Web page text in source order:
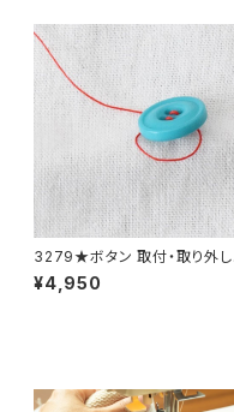
3279★ボタン 取付・取り外し
料金(15個分)
¥4,950